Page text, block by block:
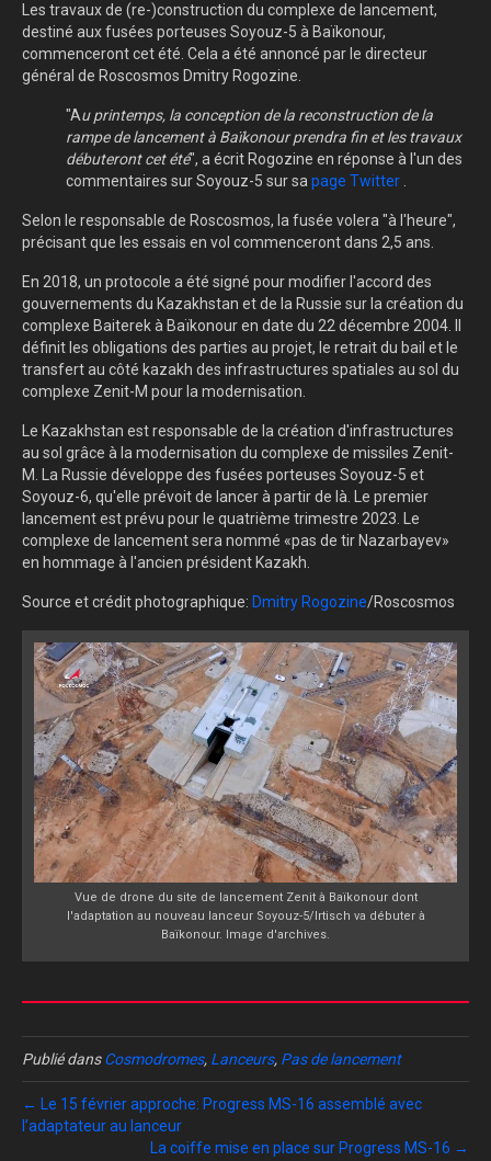
Les travaux de (re-)construction du complexe de lancement,
destiné aux fusées porteuses Soyouz-5 à Baïkonour,
commenceront cet été. Cela a été annoncé par le directeur
général de Roscosmos Dmitry Rogozine.
"Au printemps, la conception de la reconstruction de la
rampe de lancement à Baïkonour prendra fin et les travaux
débuteront cet été", a écrit Rogozine en réponse à l'un des
commentaires sur Soyouz-5 sur sa page Twitter
Selon le responsable de Roscosmos, la fusée volera "à l'heure",
précisant que les essais en vol commenceront dans 2,5 ans.
En 2018, un protocole a été signé pour modifier l'accord des
gouvernements du Kazakhstan et de la Russie sur la création du
complexe Baiterek à Baïkonour en date du 22 décembre 2004. Il
définit les obligations des parties au projet, le retrait du bail et le
transfert au côté kazakh des infrastructures spatiales au sol du
complexe Zenit-M pour la modernisation.
Le Kazakhstan est responsable de la création d'infrastructures
au sol grâce à la modernisation du complexe de missiles Zenit-
M.
La Russie développe des fusées porteuses Soyouz-5 et
Soyouz-6, qu'elle prévoit de lancer à partir de là.
Le premier
lancement est prévu pour le quatrième trimestre 2023.
Le
complexe de lancement sera nommé «pas de tir Nazarbayev»
en hommage à l'ancien président Kazakh.
Source et crédit photographique: Dmitry Rogozine/Roscosmos
Vue de drone du site de lancement Zenit à Baïkonour dont
l'adaptation au nouveau lanceur Soyouz-5/Irtisch va débuter à
Baïkonour. Image d'archives.
Publié dansCosmodromes, Lanceurs, Pas de lancement
← Le 15 février approche: Progress MS-16 assemblé avec
l’adaptateur au lanceur
La coiffe mise en place sur Progress MS-16 →